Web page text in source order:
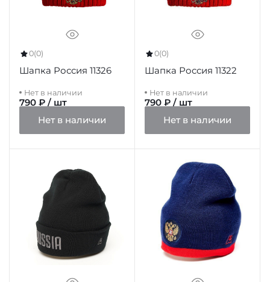
0(0)
Шапка Россия 11326
Нет в наличии
790 ₽ / шт
Нет в наличии
0(0)
Шапка Россия 11322
Нет в наличии
790 ₽ / шт
Нет в наличии